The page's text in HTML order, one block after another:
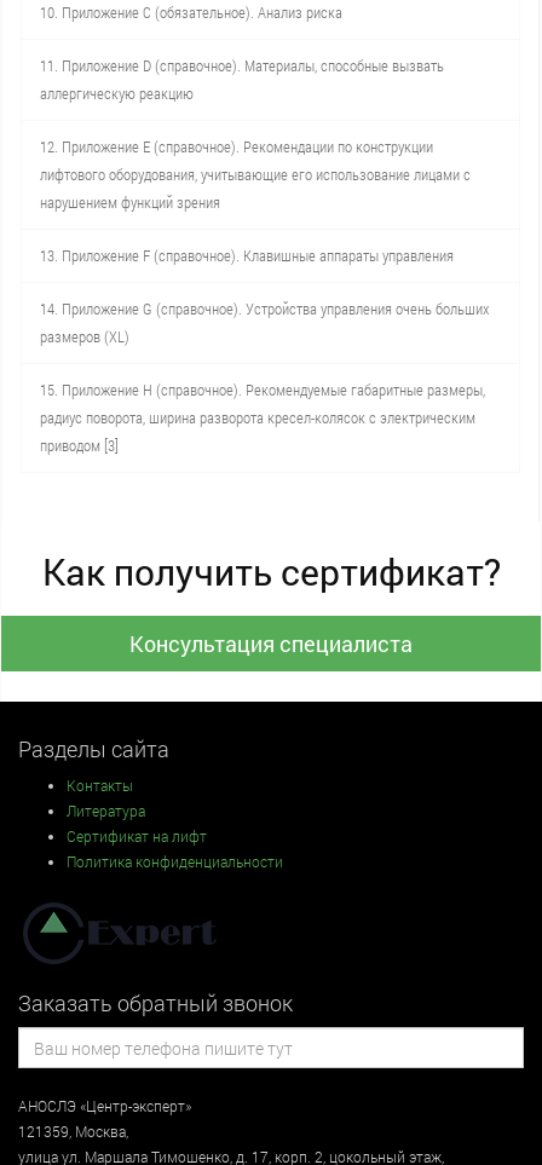
10. Приложение С (обязательное). Анализ риска
11. Приложение D (справочное). Материалы, способные вызвать
аллергическую реакцию
12. Приложение Е (справочное). Рекомендации по конструкции
лифтового оборудования, учитывающие его использование лицами с
нарушением функций зрения
13. Приложение F (справочное). Клавишные аппараты управления
14. Приложение G (справочное). Устройства управления очень больших
размеров (XL)
15. Приложение Н (справочное). Рекомендуемые габаритные размеры,
радиус поворота, ширина разворота кресел-колясок с электрическим
приводом [3]
Как получить сертификат?
Консультация специалиста
Разделы сайта
Контакты
Литература
Сертификат на лифт
Политика конфиденциальности
Заказать обратный звонок
АНОСЛЭ «Центр-эксперт»
121359 Москва
улицаул. Маршала Тимошенко, д. 17, корп. 2, цокольный этаж